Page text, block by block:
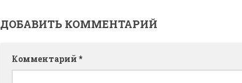
ДОБАВИТЬ КОММЕНТАРИЙ
Комментарий *